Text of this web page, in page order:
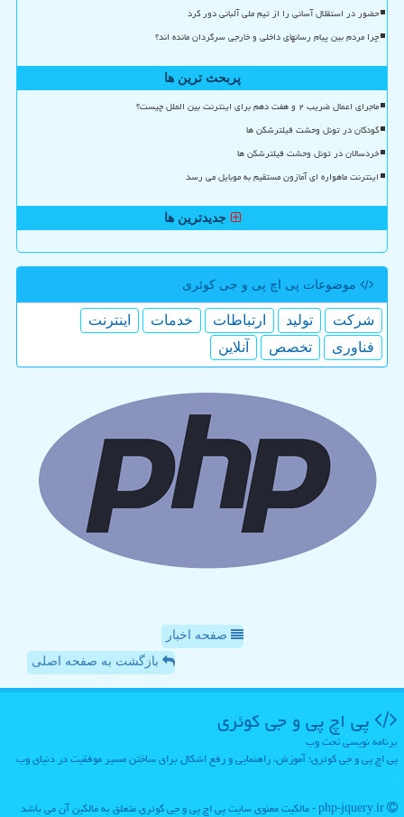
حضور در استقلال آسانی را از تیم ملی آلبانی دور کرد
چرا مردم بین پیام رسانهای داخلی و خارجی سرگردان مانده اند؟
پربحث ترین ها
ماجرای اعمال ضریب ۲ و هفت دهم برای اینترنت بین الملل چیست؟
کودکان در تونل وحشت فیلترشکن ها
خردسالان در تونل وحشت فیلترشکن ها
اینترنت ماهواره ای آمازون مستقیم به موبایل می رسد
جدیدترین ها
موضوعات پی اچ پی و جی كوئری
شركت تولید ارتباطات خدمات
اینترنت
فناوری
تخصص آنلاین
صفحه اخبار
بازگشت به صفحه اصلی
پی اچ پی و جی كوئری
برنامه نویسی تحت وب
پی اچ پی و جی کوئری؛ آموزش، راهنمایی و رفع اشکال برای ساختن مسیر موفقیت در دنیای وب